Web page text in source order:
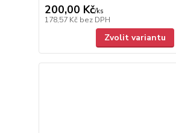
200,00 Kč/ks
178,57 Kč bez DPH
Zvolit variantu